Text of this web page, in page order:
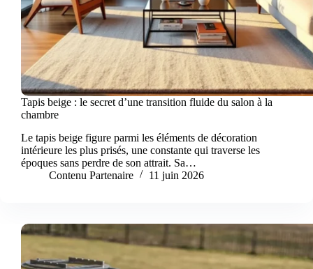
Tapis beige : le secret d’une transition fluide du salon à la
chambre
Le tapis beige figure parmi les éléments de décoration
intérieure les plus prisés, une constante qui traverse les
époques sans perdre de son attrait. Sa…
Contenu Partenaire
11 juin 2026